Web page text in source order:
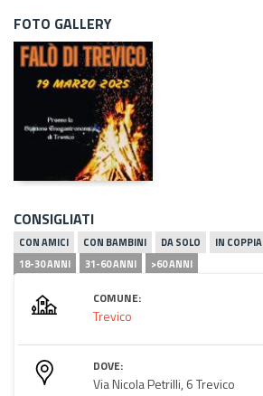
FOTO GALLERY
CONSIGLIATI
CON AMICI CON BAMBINI DA SOLO IN COPPIA
18-30 ANNI
31-60 ANNI >60 ANNI
COMUNE:
Trevico
DOVE:
Via Nicola Petrilli, 6 Trevico